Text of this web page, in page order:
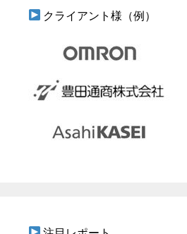
クライアント様（例）